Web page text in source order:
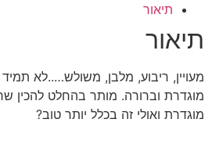
תיאור
תיאור
מעויין, ריבוע, מלבן, משולש…..לא
מוגדרת וברורה. מותר בהחלט להכין
מוגדרת ואולי זה בכלל יותר טוב?